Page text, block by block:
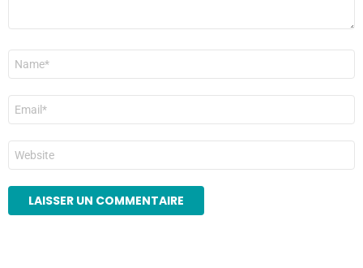
mail
*
Site
web